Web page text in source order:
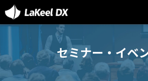
セミナー・イベ